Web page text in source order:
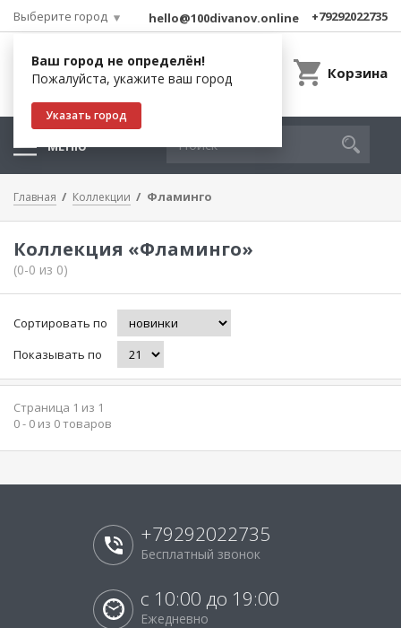
Выберите город
Ваш город не определён!
Пожалуйста, укажите ваш город
Указать город
hello@100divanov.online +79292022735
Корзина
МЕНЮ
Главная Коллекции Фламинго
Коллекция «Фламинго»
(0-0 из 0)
Сортировать по
Показывать по
Страница 1 из 1
0 - 0 из 0 товаров
+79292022735
Бесплатный звонок
с 10:00 до 19:00
Ежедневно